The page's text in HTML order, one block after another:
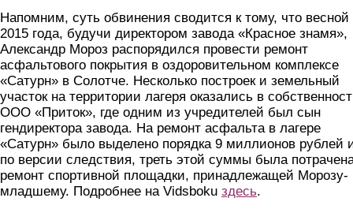
Напомним, суть обвинения сводится к тому, что весной
2015 года, будучи директором завода «Красное знамя»,
Александр Мороз распорядился провести ремонт
асфальтового покрытия в оздоровительном комплексе
«Сатурн» в Солотче. Несколько построек и земельный
участок на территории лагеря оказались в
ООО «Приток», где одним из учредителей был сын
гендиректора завода. На ремонт асфальта в лагере
«Сатурн» было выделено порядка 9 миллионов рублей
по версии следствия, треть этой суммы была
ремонт спортивной площадки, принадлежащей Морозу-
младшему. Подробнее на Vidsboku здесь.